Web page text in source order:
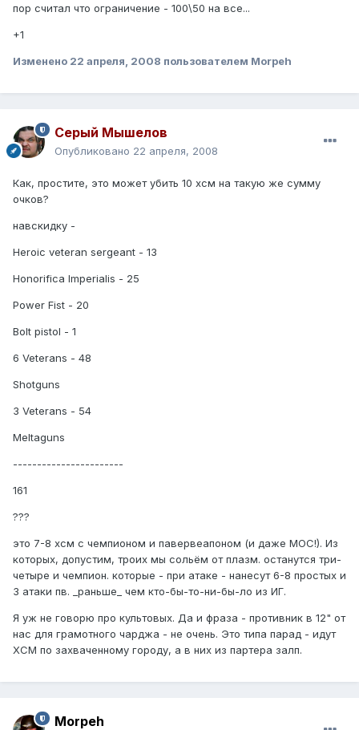
пор считал что ограничение - 100\50 на все...
+1
Изменено 22 апреля, 2008 пользователем Morpeh
Серый Мышелов
Опубликовано 22 апреля, 2008
Как, простите, это может убить 10 хсм на такую же сумму
очков?
навскидку -
Heroic veteran sergeant - 13
Honorifica Imperialis - 25
Power Fist - 20
Bolt pistol - 1
6 Veterans - 48
Shotguns
3 Veterans - 54
Meltaguns
-----------------------
161
???
это 7-8 хсм с чемпионом и павервеапоном (и даже МОС!). Из
которых, допустим, троих мы сольём от плазм. останутся три-
четыре и чемпион. которые - при атаке - нанесут 6-8 простых и
3 атаки пв. _раньше_ чем кто-бы-то-ни-бы-ло из ИГ.
Я уж не говорю про культовых. Да и фраза - противник в 12" от
нас для грамотного чарджа - не очень. Это типа парад - идут
ХСМ по захваченному городу, а в них из партера залп.
Morpeh